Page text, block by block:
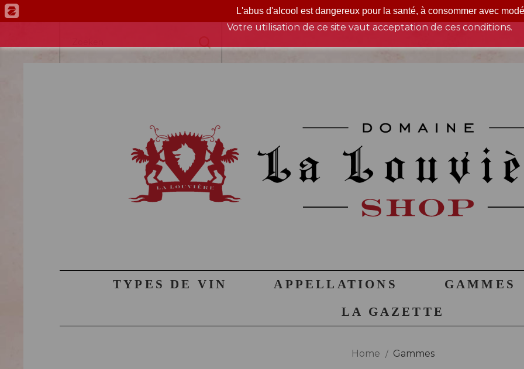
TYPES DE VIN APPELLATIONS
GAMMES
LA GAZETTE
Home Gammes
Ce site est réservé aux personnes de plus de 18 ans, livraison en France métropolitaine exclusivement, et
Votre utilisation de ce site vaut acceptation de ces conditions.
L'abus d'alcool est dangereux pour la santé, à consommer avec